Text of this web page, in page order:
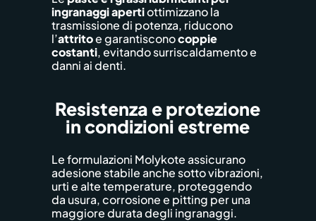
ingranaggi apertiottimizzano la
trasmissione di potenza, riducono
l’attritoe garantisconocoppie
costanti, evitando surriscaldamento e
danni ai denti.
Resistenza e protezione
in condizioni estreme
Le formulazioni Molykote assicurano
adesione stabile anche sotto vibrazioni,
urti e alte temperature, proteggendo
da usura, corrosione e pitting per una
maggiore durata degli ingranaggi.